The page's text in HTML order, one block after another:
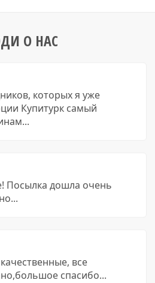
О НАС
которых я уже
Купитурк самый
Посылка дошла очень
все
спасибо...